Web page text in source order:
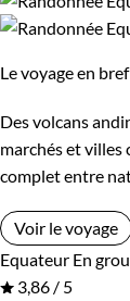
Le voyage en bref
Des volcans
marchés et villes
complet entre
Voir le voyage
Equateur En
3,86 / 5